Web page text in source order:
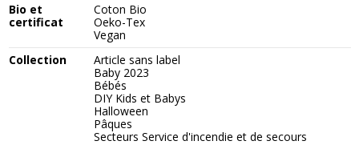
Bio et
certificat
Coton Bio
Oeko-Tex
Vegan
Collection
Article sans label
Baby 2023
Bébés
DIY Kids et Babys
Halloween
Pâques
Secteurs Service d'incendie et de secours